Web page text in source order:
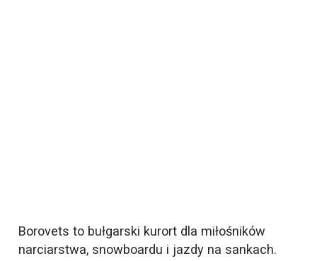
Borovets to bułgarski kurort dla miłośników
narciarstwa, snowboardu i jazdy na sankach.